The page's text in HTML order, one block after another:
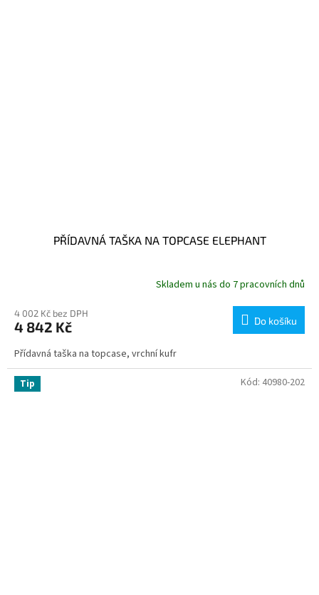
PŘÍDAVNÁ TAŠKA NA TOPCASE ELEPHANT
Skladem u nás do 7 pracovních dnů
4 002 Kč bez DPH
4 842 Kč Do košíku
Přídavná taška na topcase, vrchní kufr
Tip Kód: 40980-202